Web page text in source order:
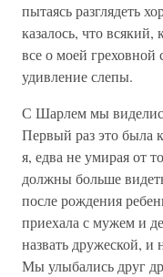
пытаясь разглядеть
казалось, что всякий,
все о моей
удивление слепы.
С Шарлем мы
Первый раз это была
я, едва не умирая от
должны больше
после рождения
приехала с мужем и
назвать дружеской, и
Мы улыбались друг